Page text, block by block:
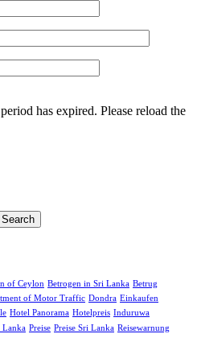
has expired. Please reload the
of Ceylon Betrogen in Sri Lanka Betrug
of Motor Traffic Dondra Einkaufen
Hotel Panorama Hotelpreis Induruwa
Lanka Preise Preise Sri Lanka Reisewarnung